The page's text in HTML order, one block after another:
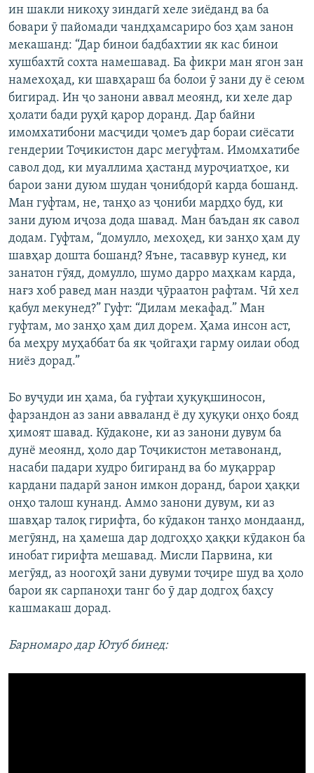
ин шакли никоҳу зиндагӣ хеле зиёданд ва ба
бовари ӯ пайомади чандҳамсариро боз ҳам занон
мекашанд: “Дар бинои бадбахтии як кас бинои
хушбахтӣ сохта намешавад. Ба фикри ман ягон зан
намехоҳад, ки шавҳараш ба болои ӯ зани ду ё сеюм
бигирад. Ин ҷо занони аввал меоянд, ки хеле дар
ҳолати бади руҳӣ қарор доранд. Дар байни
имомхатибони масҷиди ҷомеъ дар бораи сиёсати
гендерии Тоҷикистон дарс мегуфтам. Имомхатибе
савол дод, ки муаллима ҳастанд муроҷиатҳое, ки
барои зани дуюм шудан ҷонибдорӣ карда бошанд.
Ман гуфтам, не, танҳо аз ҷониби мардҳо буд, ки
зани дуюм иҷоза дода шавад. Ман баъдан як савол
додам. Гуфтам, “домулло, мехоҳед, ки занҳо ҳам ду
шавҳар дошта бошанд? Яъне, тасаввур кунед, ки
занатон гӯяд, домулло, шумо дарро маҳкам карда,
нағз хоб равед ман назди ҷӯраатон рафтам. Чӣ хел
қабул мекунед?” Гуфт: “Дилам мекафад.” Ман
гуфтам, мо занҳо ҳам дил дорем. Ҳама инсон аст,
ба меҳру муҳаббат ба як ҷойгаҳи гарму оилаи обод
ниёз дорад.”
Бо вуҷуди ин ҳама, ба гуфтаи ҳуқуқшиносон,
фарзандон аз зани авваланд ё ду ҳуқуқи онҳо бояд
ҳимоят шавад. Кӯдаконе, ки аз занони дувум ба
дунё меоянд, ҳоло дар Тоҷикистон метавонанд,
насаби падари худро бигиранд ва бо муқаррар
кардани падарӣ занон имкон доранд, барои ҳаққи
онҳо талош кунанд. Аммо занони дувум, ки аз
шавҳар талоқ гирифта, бо кӯдакон танҳо мондаанд,
мегӯянд, на ҳамеша дар додгоҳҳо ҳаққи кӯдакон ба
инобат гирифта мешавад. Мисли Парвина, ки
мегӯяд, аз ноогоҳӣ зани дувуми тоҷире шуд ва ҳоло
барои як сарпаноҳи танг бо ӯ дар додгоҳ баҳсу
кашмакаш дорад.
Барномаро дар Ютуб бинед: